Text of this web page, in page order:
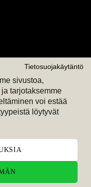
Tietosuojakäytäntö
sivustoa,
tarjotaksemme
voi estää
löytyvät
meitä